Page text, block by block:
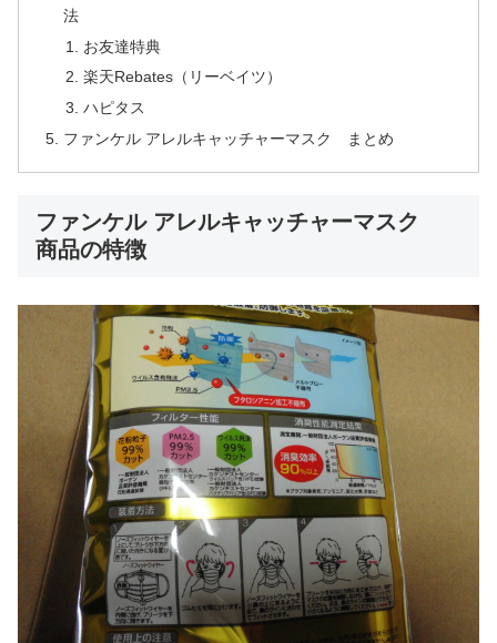
法
お友達特典
楽天Rebates（リーベイツ）
ハピタス
ファンケル アレルキャッチャーマスク まとめ
ファンケル アレルキャッチャーマスク
商品の特徴